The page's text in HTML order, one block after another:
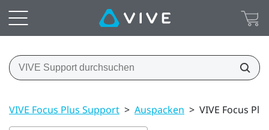
VIVE Focus Plus Support > Auspacken > VIVE Focus